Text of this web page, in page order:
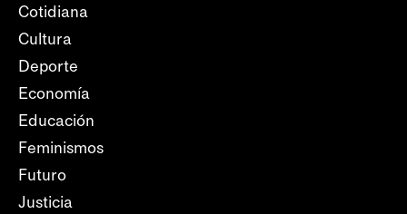
Cotidiana
Cultura
Deporte
Economía
Educación
Feminismos
Futuro
Justicia